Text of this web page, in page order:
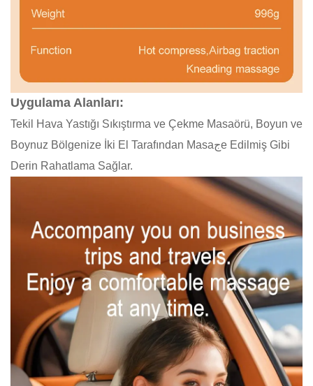
Uygulama Alanları:
Tekil Hava Yastığı Sıkıştırma ve Çekme Masaörü, Boyun ve
Boynuz Bölgenize İki El Tarafından Masaجe Edilmiş Gibi
Derin Rahatlama Sağlar.